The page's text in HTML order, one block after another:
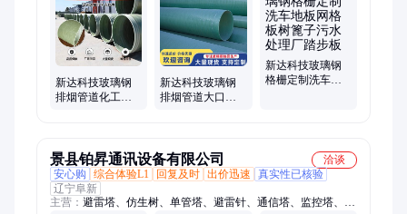
架、布线槽盒、支架槽盒、玻璃钢格栅、电缆保护槽盒、污水池
网格板、防滑排水格栅、电力电缆保护管、除臭污水纤维管、玻
璃钢电缆槽盒
新达科技玻璃钢
排烟管道化工厂
新达科技玻璃钢
排烟管道大口径
新达科技玻璃钢
格栅定制洗车地
景县铂昇通讯设备有限公司
洽谈
安心购
综合体验L1 回复及时 出价迅速
真实性已核验
辽宁阜新
主营： 避雷塔、仿生树、单管塔、避雷针、通信塔、监控塔、通